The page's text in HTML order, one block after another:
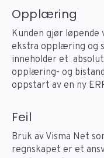
Opplæring
Kunden gjør
ekstra opplæring og
inneholder et
opplæring- og
oppstart av en ny
Feil
Bruk av Visma Net
regnskapet er et